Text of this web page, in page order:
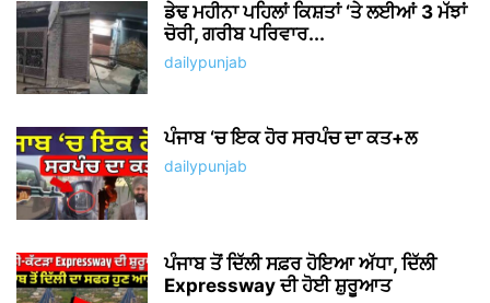
ਡੇਢ ਮਹੀਨਾ ਪਹਿਲਾਂ ਕਿਸ਼ਤਾਂ ‘ਤੇ ਲਈਆਂ 3 ਮੱਝਾਂ
ਚੋਰੀ, ਗਰੀਬ ਪਰਿਵਾਰ...
dailypunjab
ਪੰਜਾਬ ‘ਚ ਇਕ ਹੋਰ ਸਰਪੰਚ ਦਾ ਕਤ+ਲ
dailypunjab
ਪੰਜਾਬ ਤੋਂ ਦਿੱਲੀ ਸਫ਼ਰ ਹੋਇਆ ਅੱਧਾ, ਦਿੱਲੀ
Expressway ਦੀ ਹੋਈ ਸ਼ੁਰੂਆਤ